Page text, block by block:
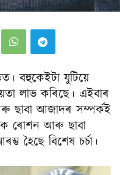
বহুকেইটা যুটিয়ে
লাভ কৰিছে। এইবাৰ
ছাবা আজাদৰ সম্পৰ্কই
ৰোশন আৰু ছাবা
হৈছে বিশেষ চৰ্চা।